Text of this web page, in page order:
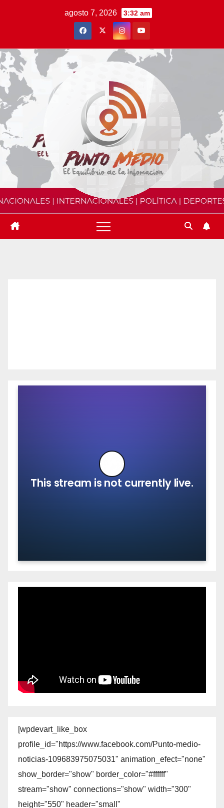
agosto 7, 2026 3:32 am
[wpdevart_like_box
profile_id="https://www.facebook.com/Punto-medio-
noticias-109683975075031" animation_efect="none"
show_border="show" border_color="#ffffff"
stream="show" connections="show" width="300"
height="550" header="small"